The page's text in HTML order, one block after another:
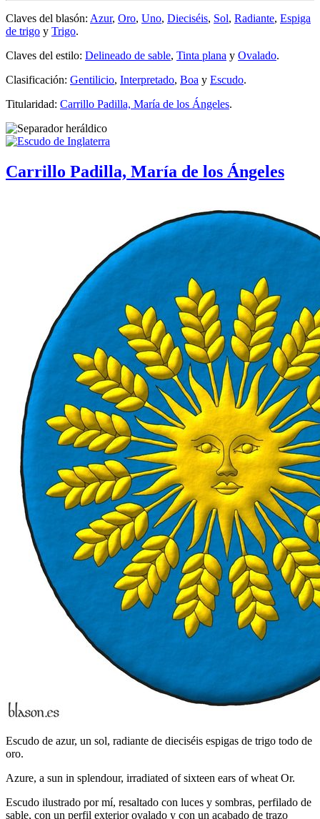
Claves del blasón: Azur, Oro, Uno, Dieciséis, Sol, Radiante, Espiga
de trigo y Trigo.
Claves del estilo: Delineado de sable, Tinta plana y Ovalado.
Clasificación: Gentilicio, Interpretado, Boa y Escudo.
Titularidad: Carrillo Padilla, María de los Ángeles.
Carrillo Padilla, María de los Ángeles
Escudo de azur, un sol, radiante de dieciséis espigas de trigo todo de
oro.
Azure, a sun in splendour, irradiated of sixteen ears of wheat Or.
Escudo ilustrado por mí, resaltado con luces y sombras, perfilado de
sable, con un perfil exterior ovalado y con un acabado de trazo